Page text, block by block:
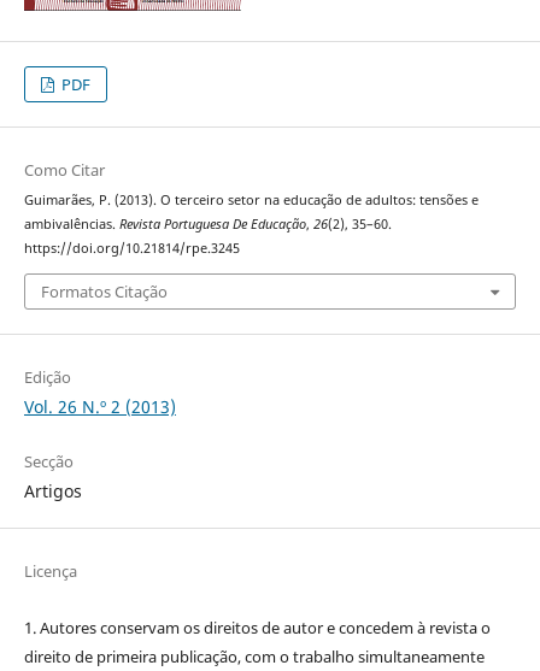
PDF
Como Citar
Guimarães, P. (2013). O terceiro setor na educação de adultos: tensões e
ambivalências. Revista Portuguesa De Educação, 26(2), 35–60.
https://doi.org/10.21814/rpe.3245
Formatos Citação
Edição
Vol. 26 N.º 2 (2013)
Secção
Artigos
Licença
1. Autores conservam os direitos de autor e concedem à revista o
direito de primeira publicação, com o trabalho simultaneamente